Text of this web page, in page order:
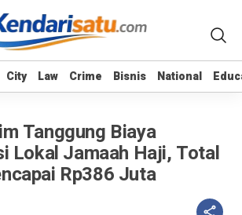
City Law Crime Bisnis National
City Law Crime Bisnis National
Tanggung Biaya
Lokal Jamaah Haji, Total
Rp386 Juta